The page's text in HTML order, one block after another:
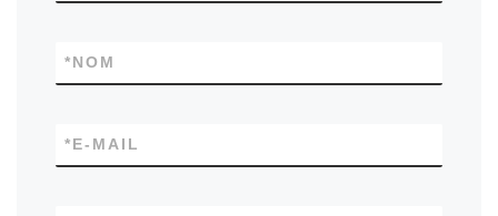
NOM
*
E-MAIL
*